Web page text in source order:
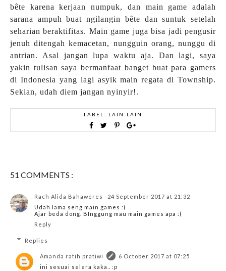
bête karena kerjaan numpuk, dan main game adalah
sarana ampuh buat ngilangin bête dan suntuk setelah
seharian beraktifitas. Main game juga bisa jadi pengusir
jenuh ditengah kemacetan, nungguin orang, nunggu di
antrian. Asal jangan lupa waktu aja. Dan lagi, saya
yakin tulisan saya bermanfaat banget buat para gamers
di Indonesia yang lagi asyik main regata di Township.
Sekian, udah diem jangan nyinyir!.
LABEL: LAIN-LAIN
51 COMMENTS :
Rach Alida Bahaweres
24 September 2017 at 21:32
Udah lama seng main games :(
Ajar beda dong. BInggung mau main games apa :(
Reply
Replies
Amanda ratih pratiwi
6 October 2017 at 07:25
ini sesuai selera kaka.. :p